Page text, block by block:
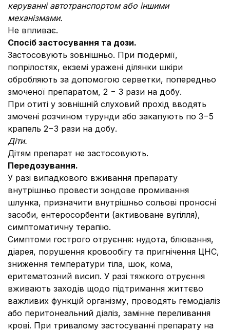
керуванні автотранспортом або іншими
механізмами.
Не впливає.
Спосіб застосування та дози.
Застосовують зовнішньо. При піодермії,
попрілостях, екземі уражені ділянки шкіри
обробляють за допомогою серветки, попередньо
змоченої препаратом, 2 − 3 рази на добу.
При отиті у зовнішній слуховий прохід вводять
змочені розчином турунди або закапують по 3−5
крапель 2−3 рази на добу.
Діти.
Дітям препарат не застосовують.
Передозування.
У разі випадкового вживання препарату
внутрішньо провести зондове промивання
шлунка, призначити внутрішньо сольові проносні
засоби, ентеросорбенти (активоване вугілля),
симптоматичну терапію.
Симптоми гострого отруєння: нудота, блювання,
діарея, порушення кровообігу та пригнічення ЦНС,
зниження температури тіла, шок, кома,
еритематозний висип. У разі тяжкого отруєння
вживають заходів щодо підтримання життєво
важливих функцій організму, проводять гемодіаліз
або перитонеальний діаліз, замінне переливання
крові. При тривалому застосуванні препарату на